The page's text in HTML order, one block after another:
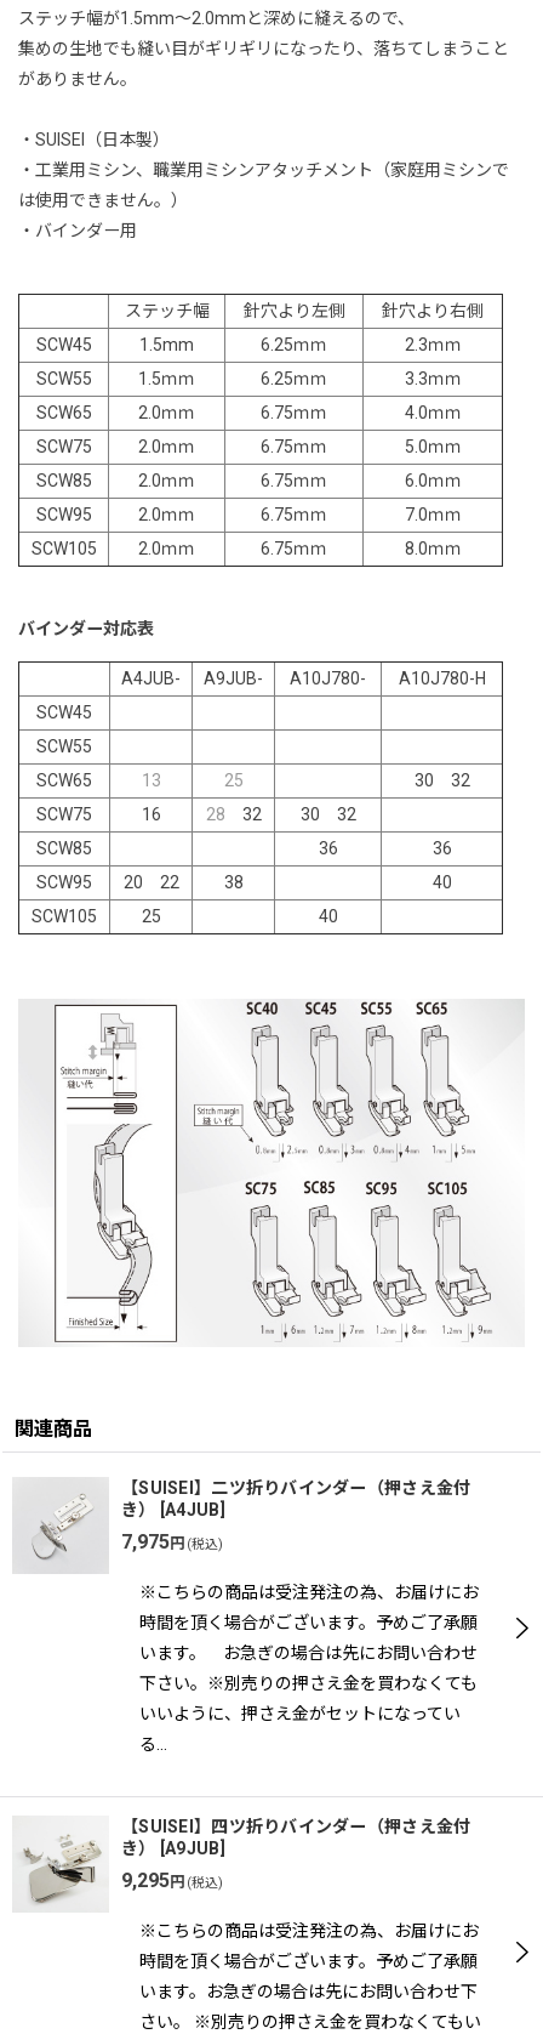
ステッチ幅が1.5mm〜2.0mmと深めに縫えるので、
集めの生地でも縫い目がギリギリになったり、落ちてしまうこと
がありません。
・SUISEI（日本製）
・工業用ミシン、職業用ミシンアタッチメント（家庭用ミシンで
は使用できません。）
・バインダー用
ステッチ幅 針穴より左側
針穴より右側
SCW45
1.5mm 6.25ｍｍ
2.3ｍｍ
SCW55
1.5ｍｍ 6.25ｍｍ
3.3ｍｍ
SCW65
2.0ｍｍ 6.75ｍｍ
4.0ｍｍ
SCW75
2.0ｍｍ 6.75ｍｍ
5.0ｍｍ
SCW85
2.0ｍｍ 6.75ｍｍ
6.0ｍｍ
SCW95
2.0ｍｍ 6.75ｍｍ
7.0ｍｍ
SCW105
2.0ｍｍ 6.75ｍｍ 8.0ｍｍ
バインダー対応表
A4JUB- A9JUB- A10J780-
A10J780-H
SCW45
SCW55
SCW65
13 25
30 32
SCW75
16 28 32
30 32
SCW85
36
36
SCW95
20 22 38
40
SCW105
25 40
関連商品
【SUISEI】二ツ折りバインダー（押さえ金付
き）
[A4JUB
7,975円 (税込)
※こちらの商品は受注発注の為、お届けにお
時間を頂く場合がございます。予めご了承願
います。 お急ぎの場合は先にお問い合わせ
下さい。※別売りの押さえ金を買わなくても
いいように、押さえ金がセットになってい
る…
【SUISEI】四ツ折りバインダー（押さえ金付
き）
[A9JUB
9,295円 (税込)
※こちらの商品は受注発注の為、お届けにお
時間を頂く場合がございます。予めご了承願
います。お急ぎの場合は先にお問い合わせ下
さい。 ※別売りの押さえ金を買わなくてもい